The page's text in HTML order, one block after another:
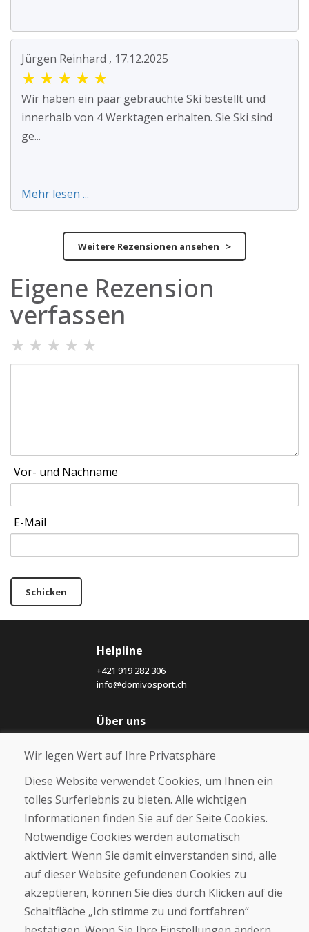
Jürgen Reinhard , 17.12.2025
★ ★ ★ ★ ★
Wir haben ein paar gebrauchte Ski bestellt und
innerhalb von 4 Werktagen erhalten. Sie Ski sind
ge...
Mehr lesen ...
Weitere Rezensionen ansehen >
Eigene Rezension
verfassen
★ ★ ★ ★ ★
Vor- und Nachname
E-Mail
Schicken
Helpline
+421 919 282 306
info@domivosport.ch
Über uns
Über uns
Kontakt
Kaufen
E-Shop
Geschäftsbedingungen
Zahlung
Beschwerde
Rückgabe und Umtausch von Waren
Wir legen Wert auf Ihre Privatsphäre
Diese Website verwendet Cookies, um Ihnen ein
tolles Surferlebnis zu bieten. Alle wichtigen
Informationen finden Sie auf der Seite Cookies.
Notwendige Cookies werden automatisch
aktiviert. Wenn Sie damit einverstanden sind, alle
auf dieser Website gefundenen Cookies zu
akzeptieren, können Sie dies durch Klicken auf die
Schaltfläche „Ich stimme zu und fortfahren“